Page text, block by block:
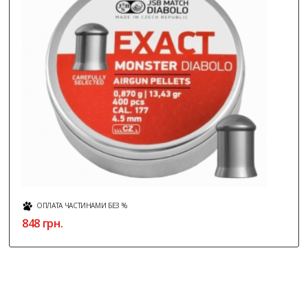
ОПЛАТА ЧАСТИНАМИ БЕЗ %
848 грн.